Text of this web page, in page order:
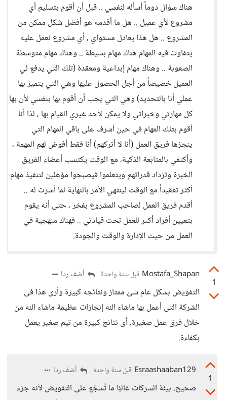
هناك سؤال دوماً أسأله لنفسي .. قبل أن أقوم بتسليم أي
مشروع لأي عميل .. هل ما أقدمه هو أفضل شكل ممكن من
المشروع .. هل هذا يعادل مستواي ، أي مشروع نعمل عليه
يتفاوت فيه المهام هناك مهام بسيطة .. وهناك مهام متوسطة
الصعوبة .. وهناك مهام إبداعية ومعقدة (تلك التي يدفع لي
العميل خصيصاً من أجل الحصول عليها وهي التي يتميز بها
عملي أنا بالتحديد) وهي التي يجب أن أقوم بها بنفسي لأن بها
كل مهارتي وخبراتي ولا يمكن لأحد غيري القيام بها ، لذا أنا
أقوم بتلك المهام في حين أشرف على باقي المهام التي
ينجزها فريق العمل (أنا لا أتركهم) أنا فقط أفوض لهم المهمة ،
وأكتفي بالمتابعة الذكية، مع الوقت يكتسب أعضاء الفريق
الخبرة وتزداد قدراتهم ويتعلموا فيصبحوا مؤهلين لتنفيذ مهام
أكثر تعقيداً مع الوقت لينتهي الأمر بالنهاية لما أشرت له ..
أقدم فريق العمل لصاحب المشروع بفخر ، حتى أنه يقوم
بتعيين أفراد أكثر للعمل تحت قيادتي .. فهناك منهجية في
العمل من حيث الإدارة والوقت والجودة.
1
Mostafa_Shapan قبل سنة واحدة أضف ردا
التفويض بشكل عام شئ ممتاز ونتائجه كبيرة وأرى هذا فى
الشركة التى أعمل بها ماشاء الله إنجازات عظيمة ماشاء الله من
خلال فرق عمل صغيرة، أى نتائج كبيرة من تيم صغير يعمل
بكفاءة.
1
Esraashaaban129 قبل سنة واحدة أضف ردا
صحيح، بيئة الشركات غالبًا ما تُشجّع على التفويض لأنه جزء